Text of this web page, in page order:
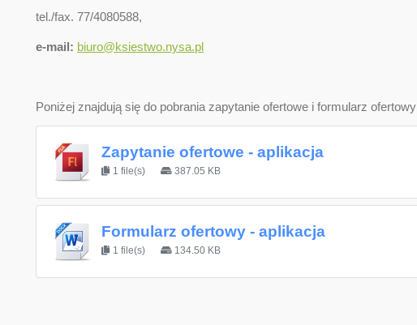
tel./fax. 77/4080588,
e-mail: biuro@ksiestwo.nysa.pl
Poniżej znajdują się do pobrania zapytanie ofertowe i formularz
Zapytanie ofertowe - aplikacja
1 file(s) 387.05 KB
Formularz ofertowy - aplikacja
1 file(s) 134.50 KB